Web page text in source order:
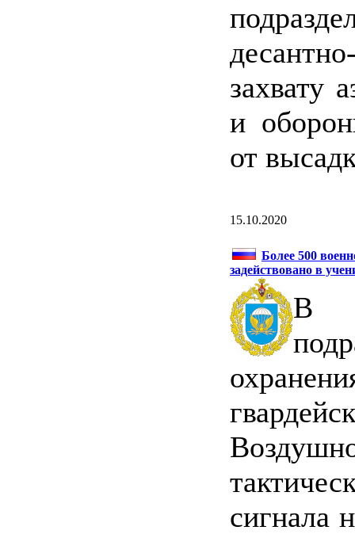
захвату
и
от
15.10.2020
Более 500
задействовано в
В
сигнала